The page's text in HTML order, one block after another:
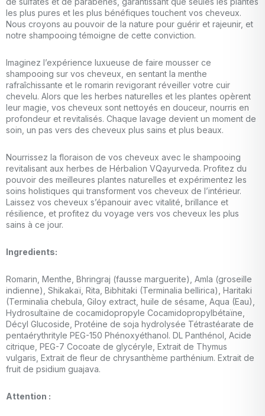
les plus pures et les plus bénéfiques touchent vos cheveux.
Nous croyons au pouvoir de la nature pour guérir et rajeunir, et
notre shampooing témoigne de cette conviction.
Imaginez l’expérience luxueuse de faire mousser ce
shampooing sur vos cheveux, en sentant la menthe
rafraîchissante et le romarin revigorant réveiller votre cuir
chevelu. Alors que les herbes naturelles et les plantes opèrent
leur magie, vos cheveux sont nettoyés en douceur, nourris en
profondeur et revitalisés. Chaque lavage devient un moment de
soin, un pas vers des cheveux plus sains et plus beaux.
Nourrissez la floraison de vos cheveux avec le shampooing
revitalisant aux herbes de Hérbalion VQayurveda. Profitez du
pouvoir des meilleures plantes naturelles et expérimentez les
soins holistiques qui transforment vos cheveux de l’intérieur.
Laissez vos cheveux s’épanouir avec vitalité, brillance et
résilience, et profitez du voyage vers vos cheveux les plus
sains à ce jour.
Ingredients:
Romarin, Menthe, Bhringraj (fausse marguerite), Amla (groseille
indienne), Shikakaï, Rita, Bibhitaki (Terminalia bellirica), Haritaki
(Terminalia chebula, Giloy extract, huile de sésame, Aqua (Eau),
Hydrosultaïne de cocamidopropyle Cocamidopropylbétaïne,
Décyl Glucoside, Protéine de soja hydrolysée Tétrastéarate de
pentaérythrityle PEG-150 Phénoxyéthanol. DL Panthénol, Acide
citrique, PEG-7 Cocoate de glycéryle, Extrait de Thymus
vulgaris, Extrait de fleur de chrysanthème parthénium. Extrait de
fruit de psidium guajava.
Attention :